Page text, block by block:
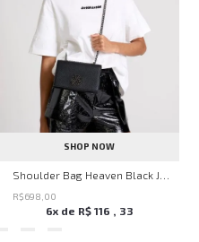
SHOP NOW
R$698 00
6x de R$ 116 , 33